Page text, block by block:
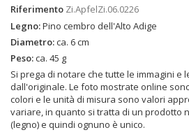
Riferimento Zi.ApfelZi.06.0226
Legno:Pino cembro dell'Alto Adige
Diametro:ca. 6 cm
Peso:ca. 45 g
Si prega di notare che tutte le immagini e
dall'originale. Le foto mostrate online
colori e le unità di misura sono valori
variare, in quanto si tratta di un prodotto
(legno) e quindi ognuno è unico.